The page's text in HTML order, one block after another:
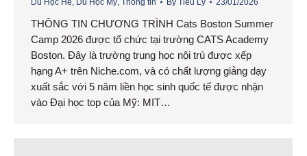
Du Học Hè, Du Học Mỹ, Thông tin By Tiểu Ly 23/01/2026
THÔNG TIN CHƯƠNG TRÌNH Cats Boston Summer
Camp 2026 được tổ chức tại trường CATS Academy
Boston. Đây là trường trung học nội trú được xếp
hạng A+ trên Niche.com, và có chất lượng giảng dạy
xuất sắc với 5 năm liền học sinh quốc tế được nhận
vào Đại học top của Mỹ: MIT…